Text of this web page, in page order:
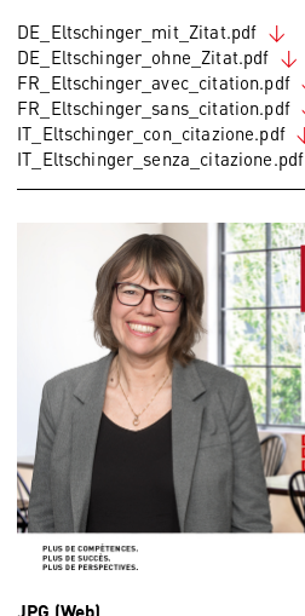
DE_Eltschinger_mit_Zitat.pdf
DE_Eltschinger_ohne_Zitat.pdf
FR_Eltschinger_avec_citation.pdf
FR_Eltschinger_sans_citation.pdf
IT_Eltschinger_con_citazione.pdf
IT_Eltschinger_senza_citazione.pdf